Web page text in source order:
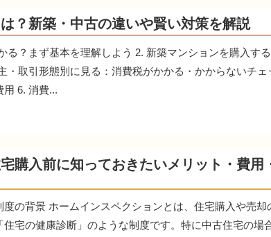
？新築・中古の違いや賢い対策を解説
る？まず基本を理解しよう 2. 新築マンションを購入す
・取引形態別に見る：消費税がかかる・かからないチェ
用 6. 消費...
購入前に知っておきたいメリット・費用
の背景 ホームインスペクションとは、住宅購入や売却
宅の健康診断」のような制度です。特に中古住宅の場